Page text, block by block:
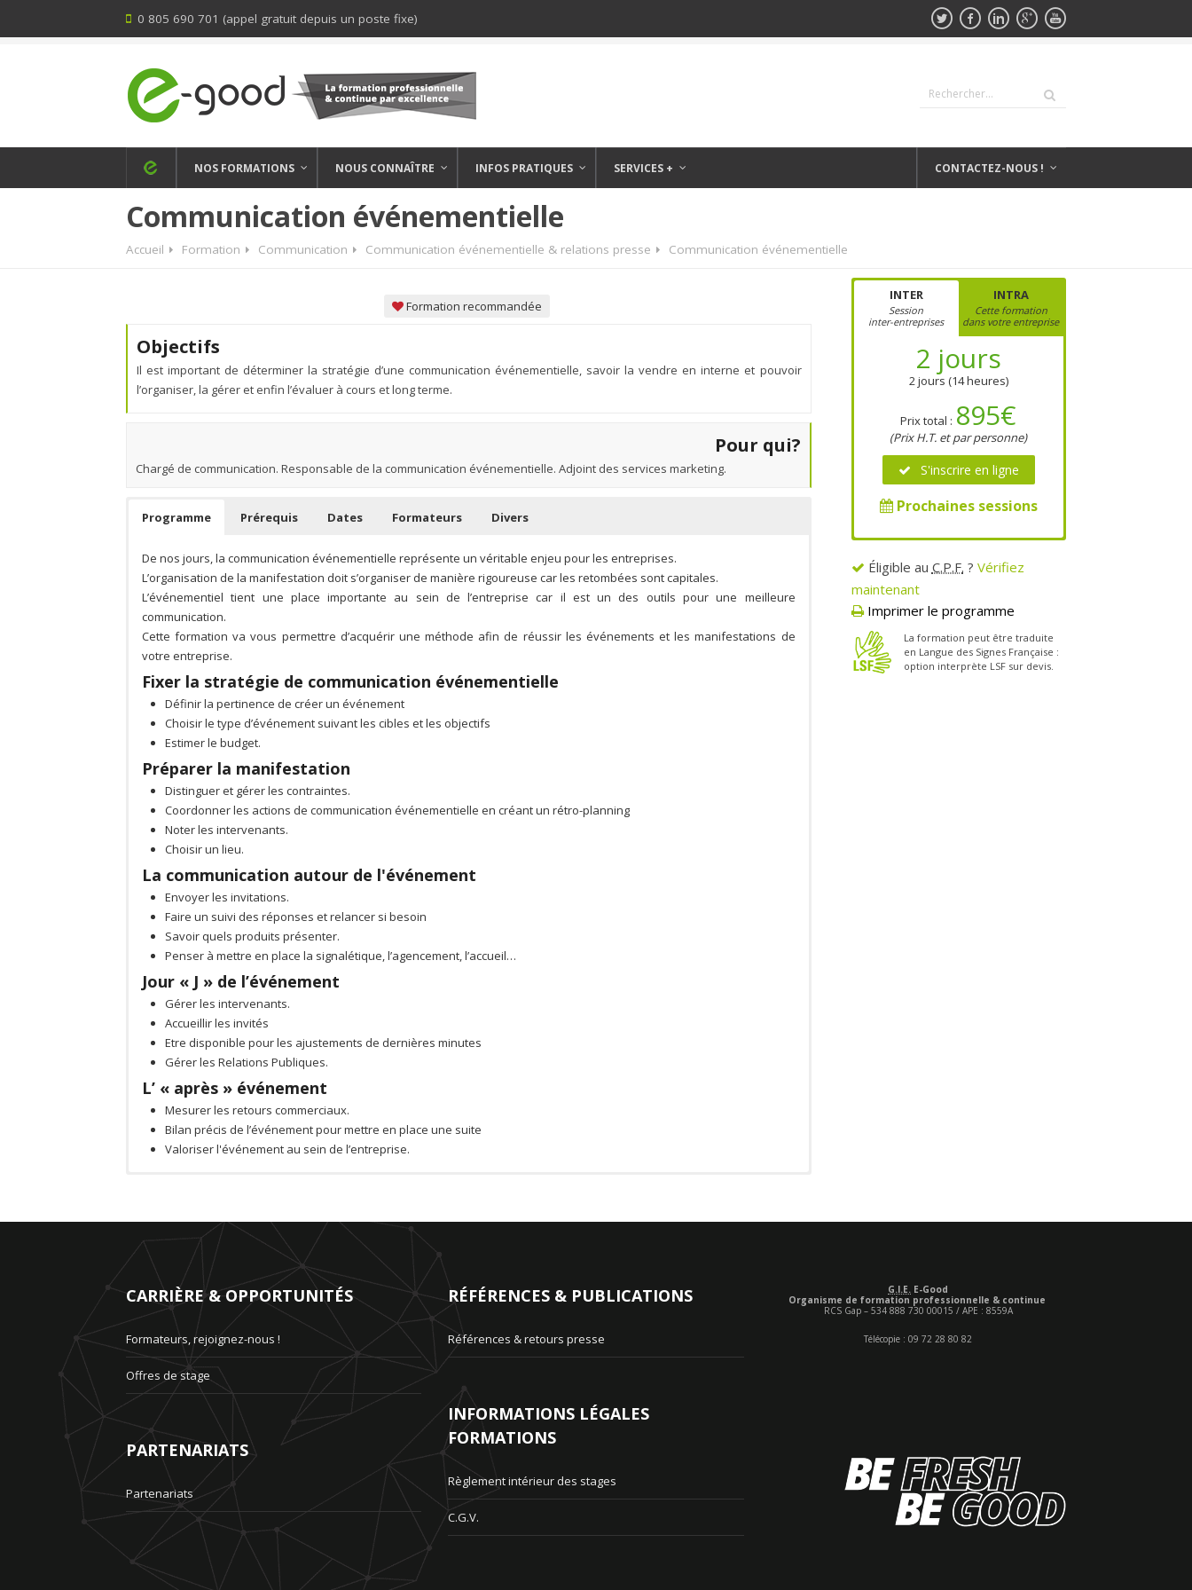
0 805 690 701 (appel gratuit depuis un poste fixe)
NOS FORMATIONS NOUS CONNAÎTRE INFOS PRATIQUES SERVICES + CONTACTEZ-NOUS !
Communication événementielle
Accueil Formation Communication Communication événementielle & relations presse Communication événementielle
Formation recommandée
Objectifs
Il est important de déterminer la stratégie d’une communication événementielle, savoir la vendre en interne et pouvoir
l’organiser, la gérer et enfin l’évaluer à cours et long terme.
Pour qui?
Chargé de communication. Responsable de la communication événementielle. Adjoint des services marketing.
Programme Prérequis Dates Formateurs Divers
De nos jours, la communication événementielle représente un véritable enjeu pour les entreprises.
L’organisation de la manifestation doit s’organiser de manière rigoureuse car les retombées sont capitales.
L’événementiel tient une place importante au sein de l’entreprise car il est un des outils pour une meilleure
communication.
Cette formation va vous permettre d’acquérir une méthode afin de réussir les événements et les manifestations de
votre entreprise.
Fixer la stratégie de communication événementielle
Définir la pertinence de créer un événement
Choisir le type d’événement suivant les cibles et les objectifs
Estimer le budget.
Préparer la manifestation
Distinguer et gérer les contraintes.
Coordonner les actions de communication événementielle en créant un rétro-planning
Noter les intervenants.
Choisir un lieu.
La communication autour de l'événement
Envoyer les invitations.
Faire un suivi des réponses et relancer si besoin
Savoir quels produits présenter.
Penser à mettre en place la signalétique, l’agencement, l’accueil…
Jour « J » de l’événement
Gérer les intervenants.
Accueillir les invités
Etre disponible pour les ajustements de dernières minutes
Gérer les Relations Publiques.
L’ « après » événement
Mesurer les retours commerciaux.
Bilan précis de l’événement pour mettre en place une suite
Valoriser l'événement au sein de l’entreprise.
immédiatement applicable.
INTER
Session
inter-entreprises
INTRA
Cette formation
dans votre entreprise
2 jours
2 jours (14 heures)
Prix total : 895€
(Prix H.T. et par personne)
S'inscrire en ligne
Prochaines sessions
2 jours
2 jours (14 heures)
Prix total* :3051€
Réservez une date
Éligible au C.P.F. ? Vérifiez
maintenant
Imprimer le programme
La formation peut être traduite
en Langue des Signes Française :
option interprète LSF sur devis.
CARRIÈRE & OPPORTUNITÉS
Formateurs, rejoignez-nous !
Offres de stage
PARTENARIATS
Partenariats
RÉFÉRENCES & PUBLICATIONS
Références & retours presse
INFORMATIONS LÉGALES
FORMATIONS
Règlement intérieur des stages
C.G.V.
G.I.E. E-Good
Organisme de formation professionnelle & continue
RCS Gap – 534 888 730 00015 / APE : 8559A
Télécopie : 09 72 28 80 82